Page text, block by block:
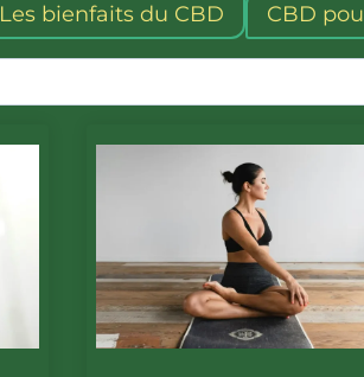
Les bienfaits du CBD CBD